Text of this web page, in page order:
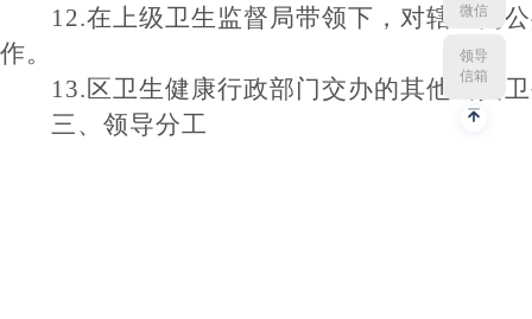
微信
领导
信箱
12.在上级卫生监督局带领下，对辖区内
作。
13.区卫生健康行政部门交办的其他公共
三、领导分工